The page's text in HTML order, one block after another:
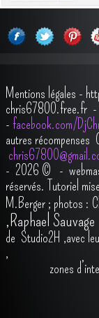
Mentions légales -
chris67800.free.fr -
- facebook.com/
autres récompenses
- 2026 © -
réservés. Tutoriel
M.Berger ; photos :
,Raphael Sauvage
de Studio2H ,avec
,
zones